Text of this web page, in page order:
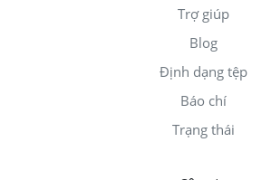
Trợ giúp
Blog
Định dạng tệp
Báo chí
Trạng thái